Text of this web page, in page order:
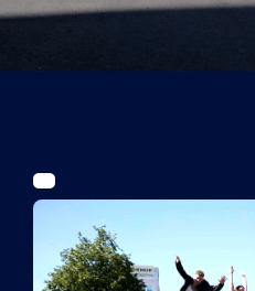
Tickets
Kurier Romy 2026